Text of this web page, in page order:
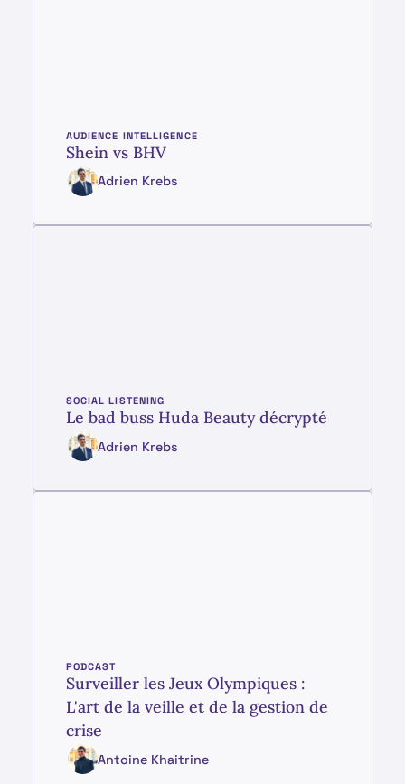
AUDIENCE INTELLIGENCE
Shein vs BHV
Adrien Krebs
SOCIAL LISTENING
Le bad buss Huda Beauty décrypté
Adrien Krebs
PODCAST
Surveiller les Jeux Olympiques :
L'art de la veille et de la gestion de
crise
Antoine Khaitrine